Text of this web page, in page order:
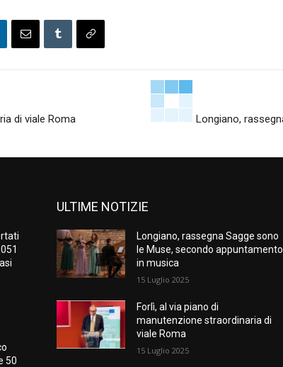
di viale Roma Longiano,
50
ULTIME NOTIZIE
Longiano, rassegna Sagge sono
le Muse, secondo appuntamento
in musica
15 Luglio 2025
Forlì, al via piano di
manutenzione straordinaria di
viale Roma
15 Luglio 2025